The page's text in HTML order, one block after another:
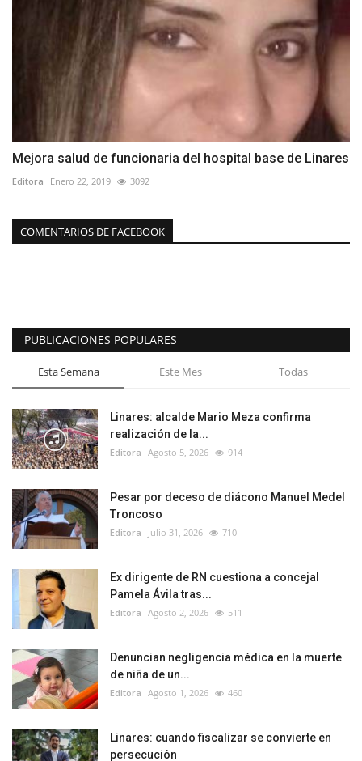
Mejora salud de funcionaria del hospital base de Linares
Editora Enero 22, 2019 3092
COMENTARIOS DE FACEBOOK
PUBLICACIONES POPULARES
Esta Semana Este Mes Todas
Linares: alcalde Mario Meza confirma
realización de la...
Editora Agosto 5, 2026 914
Pesar por deceso de diácono Manuel Medel
Troncoso
Editora Julio 31, 2026 710
Ex dirigente de RN cuestiona a concejal
Pamela Ávila tras...
Editora Agosto 2, 2026 511
Denuncian negligencia médica en la muerte
de niña de un...
Editora Agosto 1, 2026 460
Linares: cuando fiscalizar se convierte en
persecución